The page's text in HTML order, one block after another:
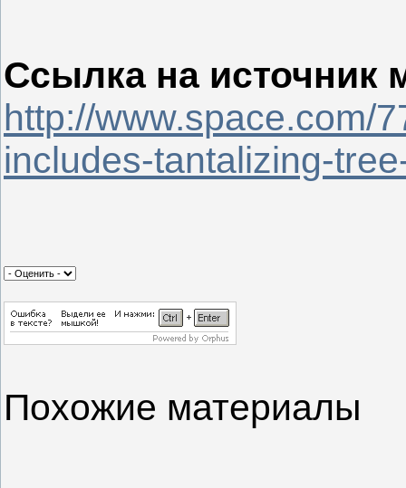
Ссылка на источник
http://www.space.com/
includes-tantalizing-
Похожие материалы